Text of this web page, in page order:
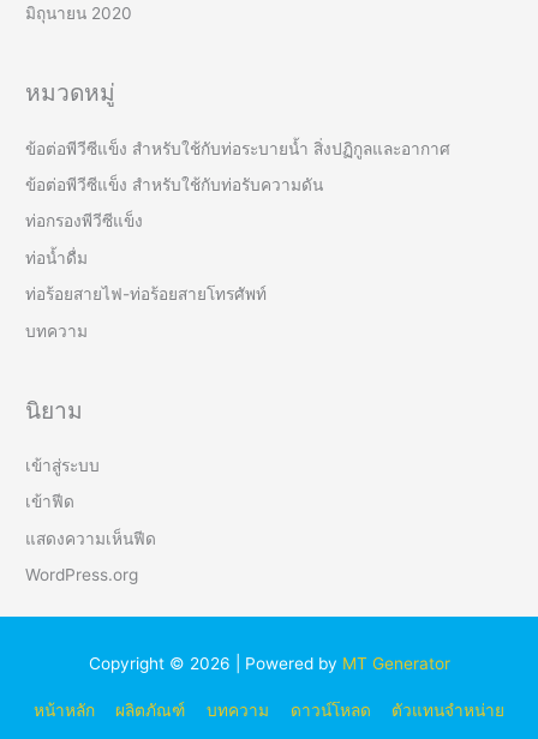
มิถุนายน 2020
หมวดหมู่
ข้อต่อพีวีซีแข็ง สำหรับใช้กับท่อระบายน้ำ สิ่งปฏิกูลและอากาศ
ข้อต่อพีวีซีแข็ง สำหรับใช้กับท่อรับความดัน
ท่อกรองพีวีซีแข็ง
ท่อน้ำดื่ม
ท่อร้อยสายไฟ-ท่อร้อยสายโทรศัพท์
บทความ
นิยาม
เข้าสู่ระบบ
เข้าฟีด
แสดงความเห็นฟีด
WordPress.org
Copyright © 2026 | Powered by MT Generator
หน้าหลัก ผลิตภัณฑ์ บทความ ดาวน์โหลด ตัวแทนจำหน่าย